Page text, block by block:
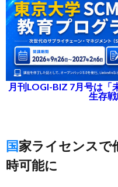
月刊LOGI-BIZ 7月号は「
生存
国家ライセンスで他人の申請内容閲覧が一
時可能に